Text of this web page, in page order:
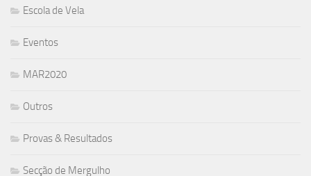
Escola de Vela
Eventos
MAR2020
Outros
Provas & Resultados
Secção de Mergulho